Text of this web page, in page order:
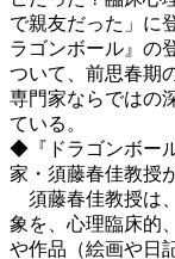
で親友だった」に
ラゴンボール』の
ついて、前思春期
専門家ならではの
ている。
◆『ドラゴンボー
家・須藤春佳教授
須藤春佳教授は
象を、心理臨床的
や作品（絵画や日